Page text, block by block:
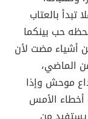
تبدأ بالعتاب
حب بينكما
أشياء مضت لأن
الماضي،
موحش وإذا
الأمس